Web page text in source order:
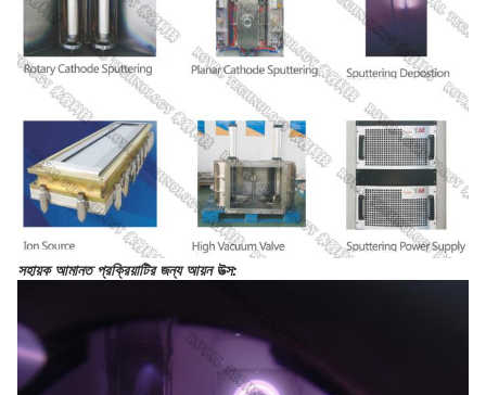
সহায়ক আমানত প্রক্রিয়াটির জন্য আয়ন উত্স: